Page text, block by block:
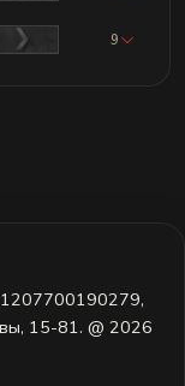
9
15-81. @ 2026 ㅤ